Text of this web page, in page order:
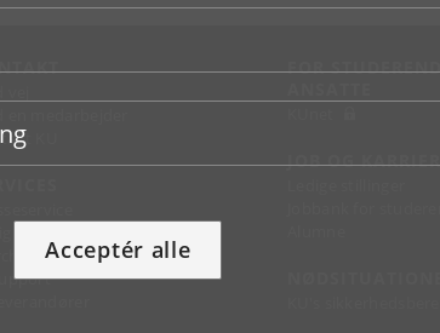
Acceptér alle
KU
FOR
JOB OG